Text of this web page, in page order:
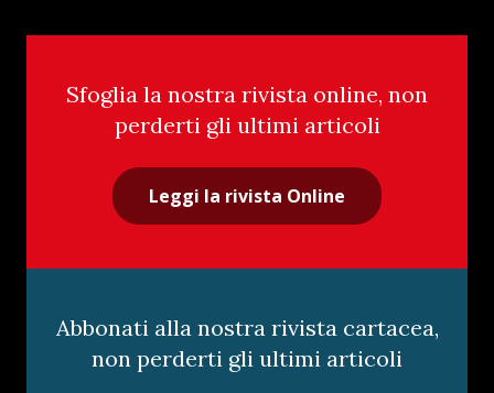
Sfoglia la nostra rivista online, non
perderti gli ultimi articoli
Leggi la rivista Online
Abbonati alla nostra rivista cartacea,
non perderti gli ultimi articoli